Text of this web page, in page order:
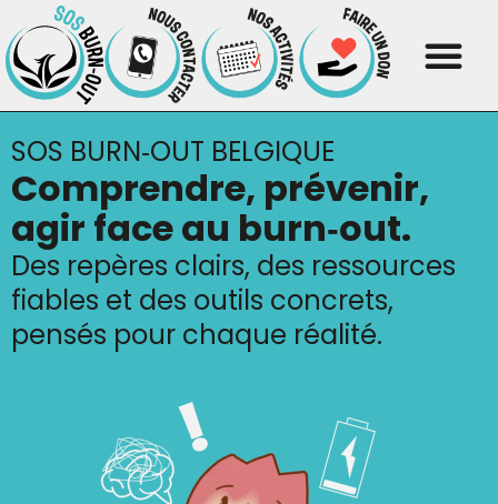
SOS BURN‑OUT BELGIQUE
Comprendre, prévenir,
agir face au burn‑out.
Des repères clairs, des ressources
fiables et des outils concrets,
pensés pour chaque réalité.